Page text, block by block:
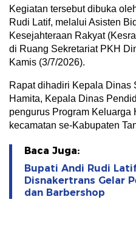
Kegiatan tersebut dibuka
Rudi Latif, melalui Asisten
Kesejahteraan Rakyat
di Ruang Sekretariat PKH
Kamis (3/7/2026).
Rapat dihadiri Kepala Dinas
Hamita, Kepala Dinas
pengurus Program Keluarga
kecamatan se-Kabupaten
Baca Juga:
Bupati Andi Rudi
Disnakertrans Gelar
dan Barbershop